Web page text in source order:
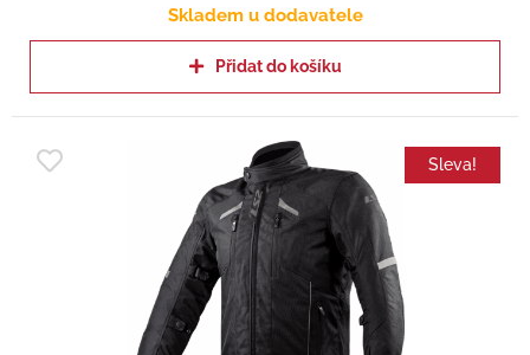
Skladem u dodavatele
Přidat do košíku
Sleva!